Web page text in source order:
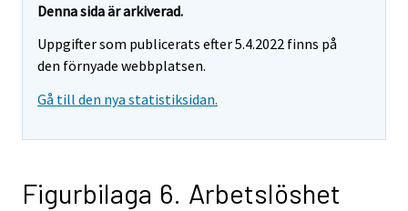
Denna sida är arkiverad.
Uppgifter som publicerats efter 5.4.2022 finns på
den förnyade webbplatsen.
Gå till den nya statistiksidan.
Figurbilaga 6. Arbetslöshet